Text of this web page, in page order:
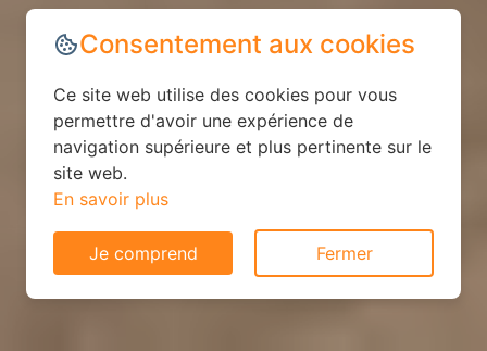
Consentement aux cookies
Ce site web utilise des cookies pour vous
permettre d'avoir une expérience de
navigation supérieure et plus pertinente sur le
site web.
En savoir plus
Je comprend Fermer